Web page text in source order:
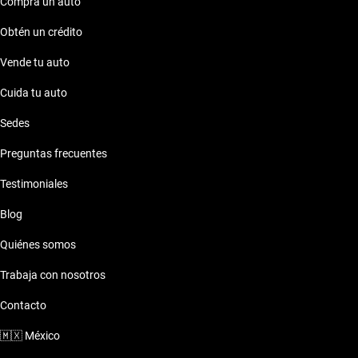
Obtén un crédito
Vende tu auto
Cuida tu auto
Sedes
Preguntas frecuentes
Testimoniales
Blog
Quiénes somos
Trabaja con nosotros
Contacto
🇲🇽 México